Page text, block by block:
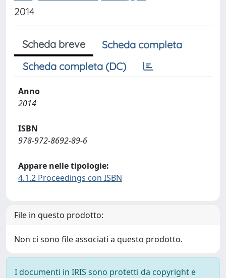
2014
Scheda breve
Scheda completa
Scheda completa (DC)
Anno
2014
ISBN
978-972-8692-89-6
Appare nelle tipologie:
4.1.2 Proceedings con ISBN
File in questo prodotto:
Non ci sono file associati a questo prodotto.
I documenti in IRIS sono protetti da copyright e